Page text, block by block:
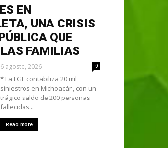
EN
UNA CRISIS
QUE
FAMILIAS
6 agosto, 2026 0
* La FGE contabiliza 20 mil
siniestros en Michoacán, con un
trágico saldo de 200 personas
fallecidas...
Read more